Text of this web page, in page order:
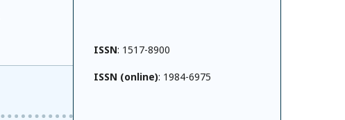
ISSN: 1517-8900
ISSN (online): 1984-6975